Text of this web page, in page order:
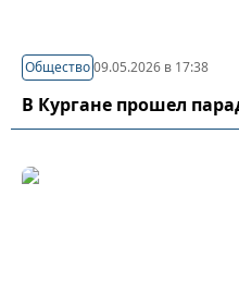
Общество09.05.2026 в 17:38
В Кургане прошел